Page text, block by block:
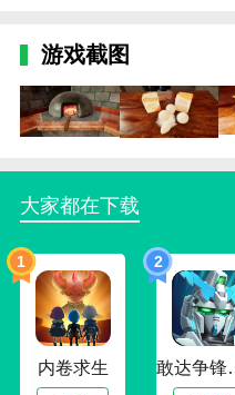
速发展。
souppot汤锅游戏中文版
游戏中的烹饪过程非
丰富的食材选择：游
玩家可以根据自己的口味
游戏的主要任务是经
提供服务。
创造各种合理的任务
餐厅。
游戏截图
大家都在下载
1
内卷求生
2
敢达